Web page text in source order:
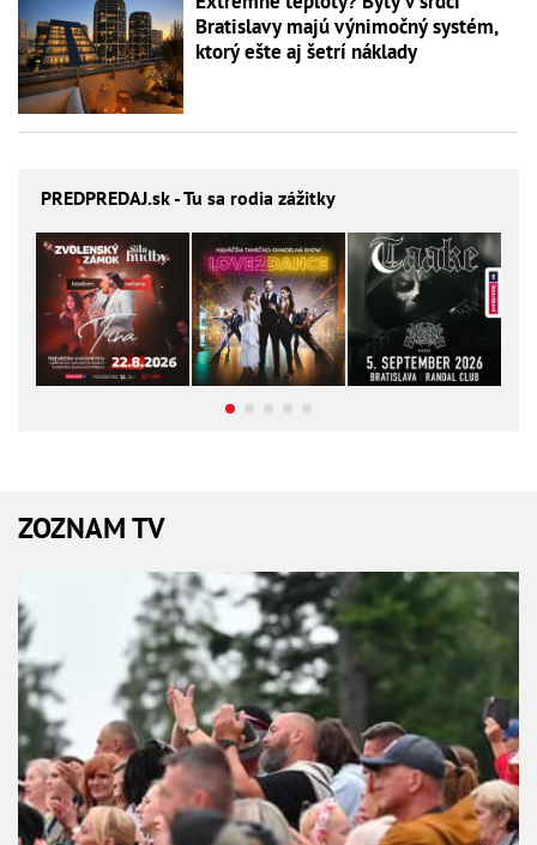
Bratislavy majú výnimočný systém,
ktorý ešte aj šetrí náklady
PREDPREDAJ.sk - Tu sa rodia zážitky
ZOZNAM TV